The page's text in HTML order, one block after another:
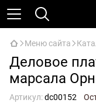
Меню сайта
Деловое
марсала
Артикул:dc00152